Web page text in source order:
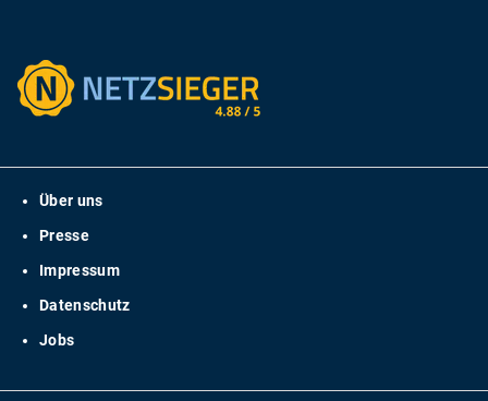
Über uns
Presse
Impressum
Datenschutz
Jobs